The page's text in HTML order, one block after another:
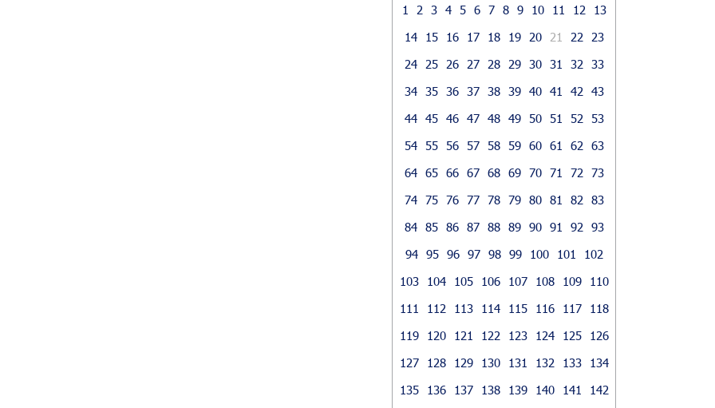
1 2 3 4 5 6 7 8 9 10 11 12
13
14
15 16 17 18 19 20 21 22
23
24
25 26 27 28 29 30 31 32
33
34 35 36 37 38 39 40 41 42
43
44 45 46 47 48 49 50 51 52
53
54 55 56 57 58 59 60 61 62
63
64 65 66 67 68 69 70 71 72
73
74 75 76 77 78 79 80 81 82
83
84 85 86 87 88 89 90 91 92
93
94 95 96 97 98 99 100 101
102
103
104 105 106 107 108 109
110
111
112 113 114 115 116 117
118
119
120 121 122 123 124 125
126
127
128 129 130 131 132 133
134
135
136 137 138 139 140 141
142